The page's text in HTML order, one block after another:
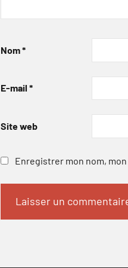
Nom*
E-mail *
Site web
Enregistrer mon nom,